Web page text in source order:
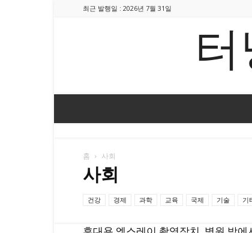
최근 발행일 : 2026년 7월 31일
홈 사회
사회
건강 경제 과학 교육 국제 기술 기